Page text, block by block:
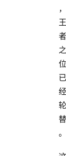
，
王
者
之
位
已
经
轮
替
。